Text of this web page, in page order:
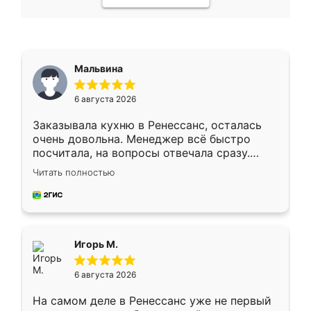
Мальвина
6 августа 2026
Заказывала кухню в Ренессанс, осталась
очень довольна. Менеджер всё быстро
посчитала, на вопросы отвечала сразу.
Замерщик приехал в субботу, подошёл к
делу со всей ответственностью. Собрали
за день, ребята работали аккуратно, даже
Читать полностью
Игорь М.
6 августа 2026
На самом деле в Ренессанс уже не первый